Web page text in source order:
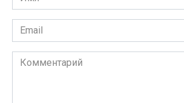
*
Email
*
Комментарий